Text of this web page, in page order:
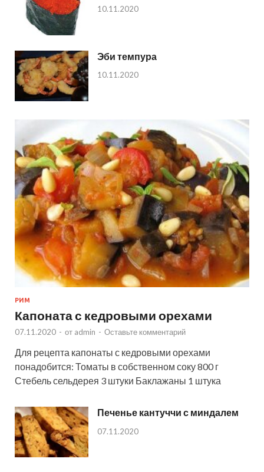
10.11.2020
Эби темпура
10.11.2020
РИМ
Капоната с кедровыми орехами
07.11.2020 - от admin - Оставьте комментарий
Для рецепта капонаты с кедровыми орехами
понадобится: Томаты в собственном соку 800 г
Стебель сельдерея 3 штуки Баклажаны 1 штука
Печенье кантуччи с миндалем
07.11.2020